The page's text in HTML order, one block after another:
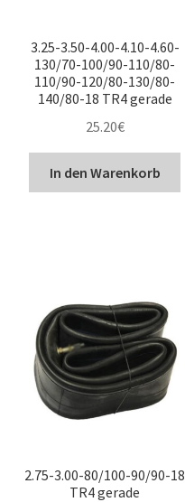
3.25-3.50-4.00-4.10-4.60-
130/70-100/90-110/80-
110/90-120/80-130/80-
140/80-18 TR4 gerade
25.20€
In den Warenkorb
2.75-3.00-80/100-90/90-18
TR4 gerade